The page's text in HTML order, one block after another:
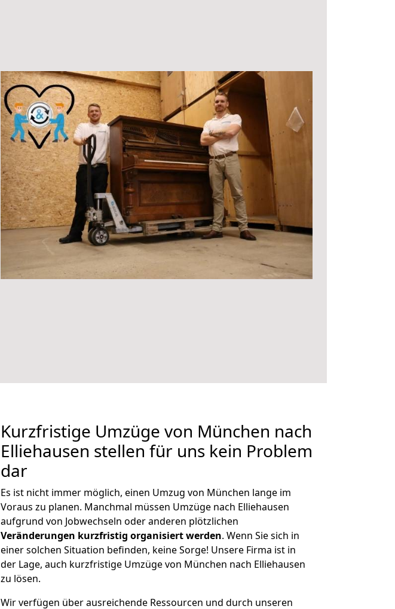
Kurzfristige Umzüge von München nach
Elliehausen stellen für uns kein Problem
dar
Es ist nicht immer möglich, einen Umzug von München lange im
Voraus zu planen. Manchmal müssen Umzüge nach Elliehausen
aufgrund von Jobwechseln oder anderen plötzlichen
Veränderungen kurzfristig organisiert werden. Wenn Sie sich in
einer solchen Situation befinden, keine Sorge! Unsere Firma ist in
der Lage, auch kurzfristige Umzüge von München nach Elliehausen
zu lösen.
Wir verfügen über ausreichende Ressourcen und durch unseren